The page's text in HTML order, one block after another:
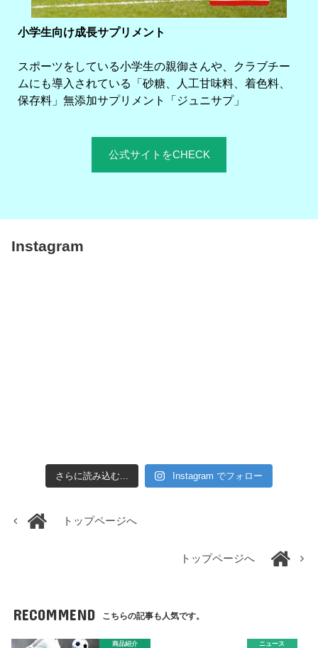
小学生向け成長サプリメント
スポーツをしている小学生の親御さんや、クラブチー
ムにも導入されている「砂糖、人工甘味料、着色料、
保存料」無添加サプリメント「ジュニサプ」
公式サイトをCHECK
Instagram
さらに読み込む... Instagram でフォロー
トップページへ
トップページへ
RECOMMEND こちらの記事も人気です。
商品紹介 ニュース